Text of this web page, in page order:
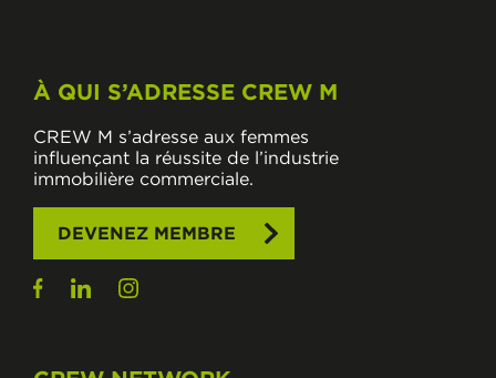
À QUI S’ADRESSE CREW M
CREW M s’adresse aux femmes
influençant la réussite de l’industrie
immobilière commerciale.
DEVENEZ MEMBRE